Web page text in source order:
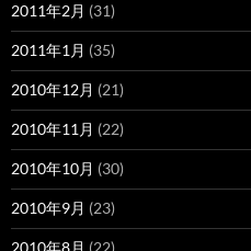
2011年2月 (31)
2011年1月 (35)
2010年12月 (21)
2010年11月 (22)
2010年10月 (30)
2010年9月 (23)